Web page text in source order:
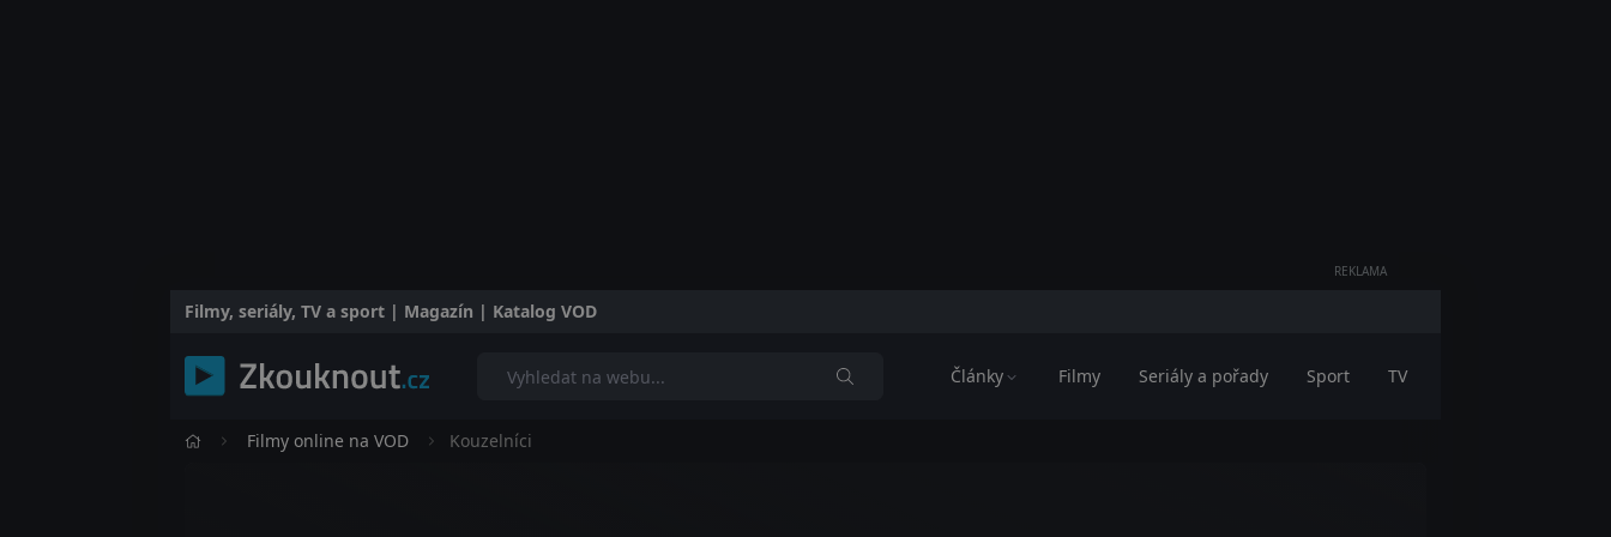
REKLAMA
Filmy, seriály, TV a sport | Magazín | Katalog VOD
Články Filmy Seriály a pořady Sport TV
Filmy online na VOD Kouzelníci